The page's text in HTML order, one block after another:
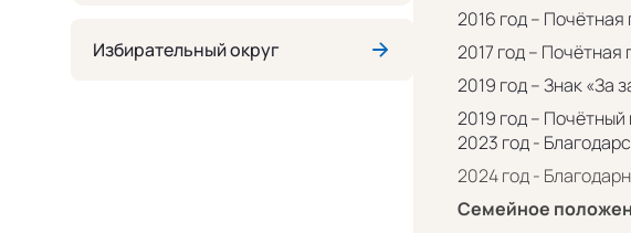
Избирательный округ
2016 год –
2017 год –
2019 год – Знак «За
2019 год –
2023 год -
2024 год -
Семейное